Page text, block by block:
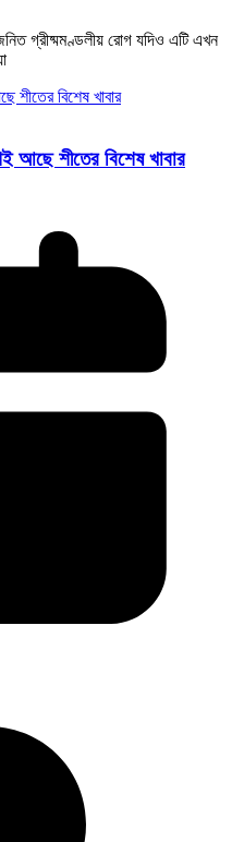
জনিত গ্রীষ্মমণ্ডলীয় রোগ যদিও এটি এখন
আছে শীতের বিশেষ খাবার